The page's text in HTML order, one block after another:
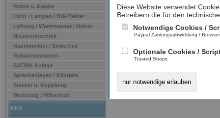
Diese Website verwendet
Betreibern die für den
Notwendige Cookies /
Paypal Zahlungsabwicklung /
Optionale Cookies /
Trusted Shops
nur notwendige erlauben
Rohre u. Kanäle
Licht / Lampen / BW-Melder
Lüftung / Warmwasser / Heizen
Netzwerktechnik
Rauchmelder / Sicherheit
Rolladenmotoren
SAT/BK Anlage
Sprechanlagen / Klingeln
Stecker u. Kupplung
Werkzeug / Hilfsmittel
KNX